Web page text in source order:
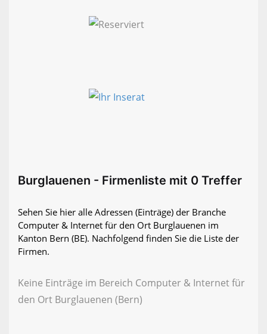
Burglauenen - Firmenliste mit 0 Treffer
Sehen Sie hier alle Adressen (Einträge) der Branche
Computer & Internet für den Ort Burglauenen im
Kanton Bern (BE). Nachfolgend finden Sie die Liste der
Firmen.
Keine Einträge im Bereich Computer & Internet für
den Ort Burglauenen (Bern)